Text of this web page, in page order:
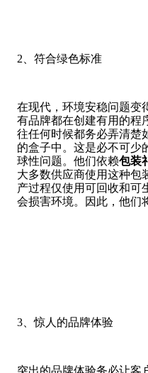
2、符合绿色标准
在现代，环境安稳问题变
有品牌都在创建有用的程
往任何时候都务必弄清楚
的盒子中。这是必不可少
球性问题。他们依赖包装
大多数供应商使用这种包
产过程仅使用可回收和可
会损害环境。因此，他们
3、惊人的品牌体验
突出的品牌体验务必让客